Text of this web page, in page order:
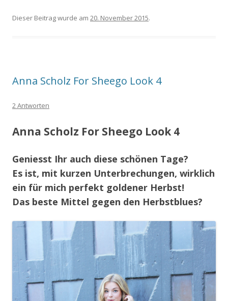
Dieser Beitrag wurde am 20. November 2015.
Anna Scholz For Sheego Look 4
2 Antworten
Anna Scholz For Sheego Look 4
Geniesst Ihr auch diese schönen Tage?
Es ist, mit kurzen Unterbrechungen, wirklich
ein für mich perfekt goldener Herbst!
Das beste Mittel gegen den Herbstblues?